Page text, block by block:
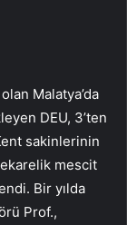
Malatya’da
DEU, 3’ten
sakinlerinin
mescit
Bir yılda
Prof.,